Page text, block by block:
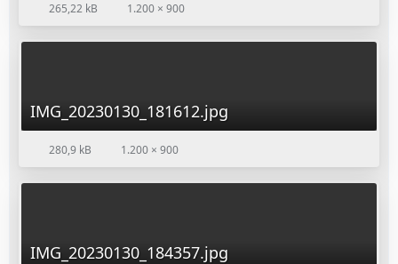
265,22 kB 1.200 × 900
IMG_20230130_181612.jpg
280,9 kB 1.200 × 900
IMG_20230130_184357.jpg